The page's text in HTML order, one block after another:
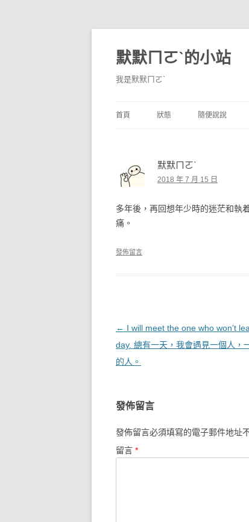
默默ㄇㄛˋ的小站
我是默默ㄇㄛˋ
首頁 狀態
獨白
隨便說說
默默ㄇㄛˋ
2018 年 7 月 15 日
多年後，再回想年少時的迷茫和執
痛。
發佈留言
文章導覽
← I will meet the one who won’t
day. 總有一天，我會遇見一個人，
的人。
發佈留言
發佈留言必須填寫的電子郵件地址
留言 *